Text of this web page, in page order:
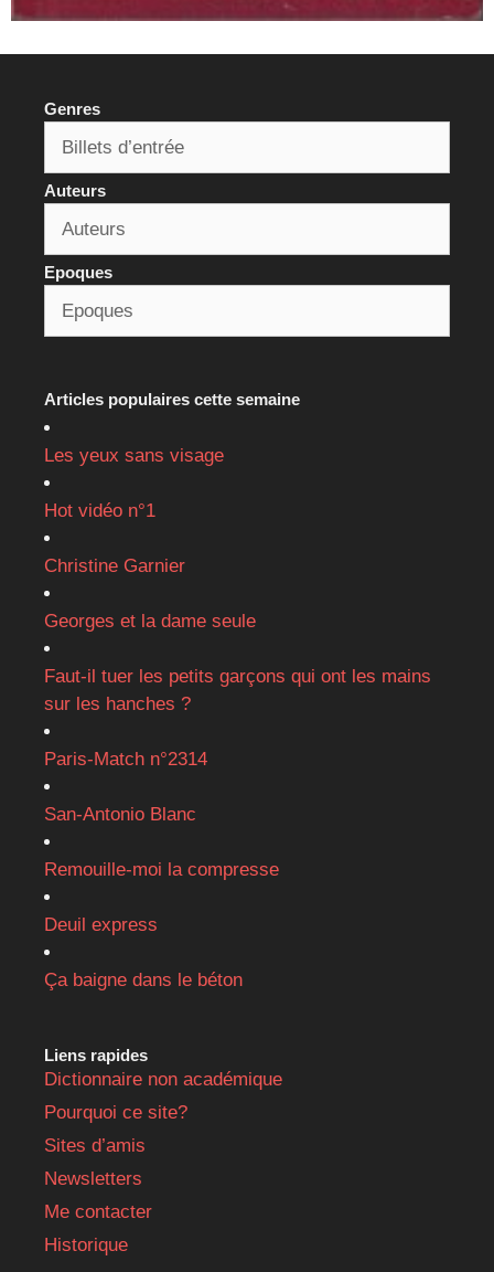
Genres
Auteurs
Epoques
Articles populaires cette semaine
Les yeux sans visage
Hot vidéo n°1
Christine Garnier
Georges et la dame seule
Faut-il tuer les petits garçons qui ont les mains
sur les hanches ?
Paris-Match n°2314
San-Antonio Blanc
Remouille-moi la compresse
Deuil express
Ça baigne dans le béton
Liens rapides
Dictionnaire non académique
Pourquoi ce site?
Sites d’amis
Newsletters
Me contacter
Historique